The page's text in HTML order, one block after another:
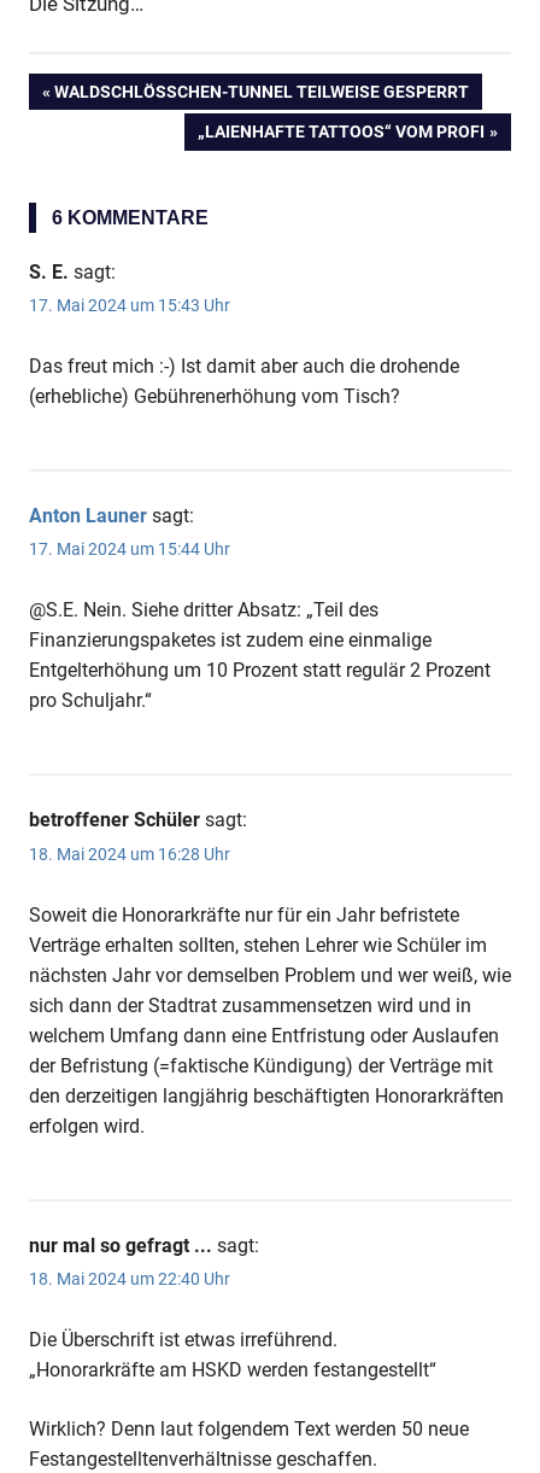
Beitragsnavigation
VORHERIGER
WALDSCHLÖSSCHEN-TUNNEL TEILWEISE GESPERRT
NÄCHSTER
„LAIENHAFTE TATTOOS“ VOM PROFI
6 KOMMENTARE
S. E. sagt:
17. Mai 2024 um 15:43 Uhr
Das freut mich :-) Ist damit aber auch die drohende
(erhebliche) Gebührenerhöhung vom Tisch?
Anton Launer sagt:
17. Mai 2024 um 15:44 Uhr
@S.E. Nein. Siehe dritter Absatz: „Teil des
Finanzierungspaketes ist zudem eine einmalige
Entgelterhöhung um 10 Prozent statt regulär 2 Prozent
pro Schuljahr.“
betroffener Schüler sagt:
18. Mai 2024 um 16:28 Uhr
Soweit die Honorarkräfte nur für ein Jahr befristete
Verträge erhalten sollten, stehen Lehrer wie Schüler im
nächsten Jahr vor demselben Problem und wer weiß, wie
sich dann der Stadtrat zusammensetzen wird und in
welchem Umfang dann eine Entfristung oder Auslaufen
der Befristung (=faktische Kündigung) der Verträge mit
den derzeitigen langjährig beschäftigten Honorarkräften
erfolgen wird.
nur mal so gefragt ... sagt:
18. Mai 2024 um 22:40 Uhr
Die Überschrift ist etwas irreführend.
„Honorarkräfte am HSKD werden festangestellt“
Wirklich? Denn laut folgendem Text werden 50 neue
Festangestelltenverhältnisse geschaffen.